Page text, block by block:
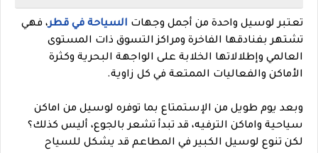
تعتبر لوسيل واحدة من أجمل وجهات السياحة في قطر، فهي
تشتهر بفنادقها الفاخرة ومراكز التسوق ذات المستوى
العالمي وإطلالاتها الخلابة على الواجهة البحرية وكثرة
الأماكن والفعاليات الممتعة في كل زاوية.
وبعد يوم طويل من الإستمتاع بما توفره لوسيل من اماكن
سياحية واماكن الترفيه، قد تبدأ تشعر بالجوع، أليس كذلك؟
لكن تنوع لوسيل الكبير في المطاعم قد يشكل للسياح